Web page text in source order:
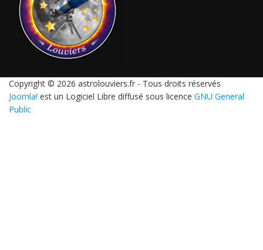
Copyright © 2026 astrolouviers.fr - Tous droits réservés
Joomla! est un Logiciel Libre diffusé sous licence GNU General
Public